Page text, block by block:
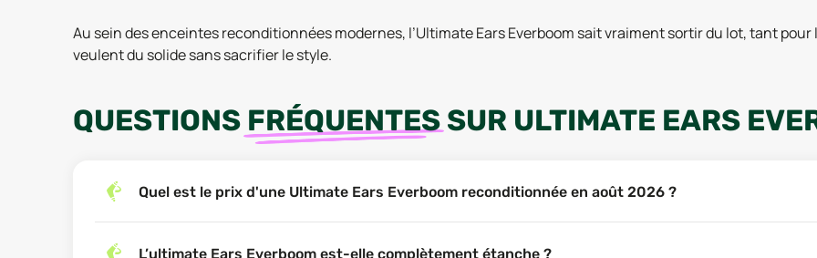
Au sein des enceintes reconditionnées modernes, l’Ultimate Ears Everboom sait vraiment sortir du lot, tant
veulent du solide sans sacrifier le style.
QUESTIONS FRÉQUENTES SUR ULTIMATE EARS
Quel est le prix d'une Ultimate Ears Everboom reconditionnée en août 2026 ?
L’ultimate Ears Everboom est-elle complètement étanche ?